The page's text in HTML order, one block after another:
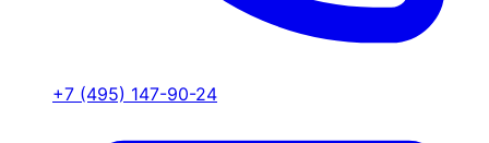
+7 (495) 147-90-24